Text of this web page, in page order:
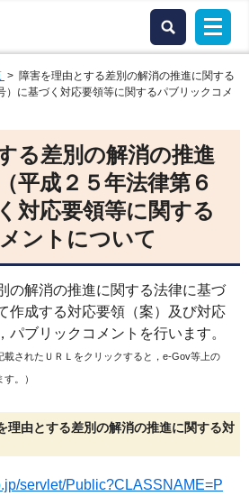
> 障害を理由とする差別の解消の推進に関する
）に基づく対応要領等に関するパブリックコメ
る差別の解消の推進
平成２５年法律第６
対応要領等に関する
ントについて
の解消の推進に関する法律に基づ
作成する対応要領（案）及び対応
パブリックコメントを行います。
載されたＵＲＬをクリックすると，e-Gov等上の
。）
理由とする差別の解消の推進に関する対
servlet/Public?CLASSNAME=P